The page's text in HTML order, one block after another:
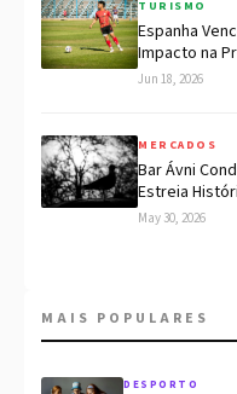
TURISMO
Espanha
Impacto na
Jun 18, 2026
MERCADOS
Bar Ávni
Estreia
May 30, 2026
MAIS POPULARES
DESPORTO